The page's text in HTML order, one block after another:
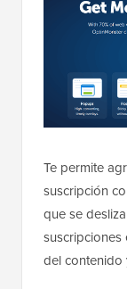
Te permite
suscripción
que se
suscripciones
del contenido